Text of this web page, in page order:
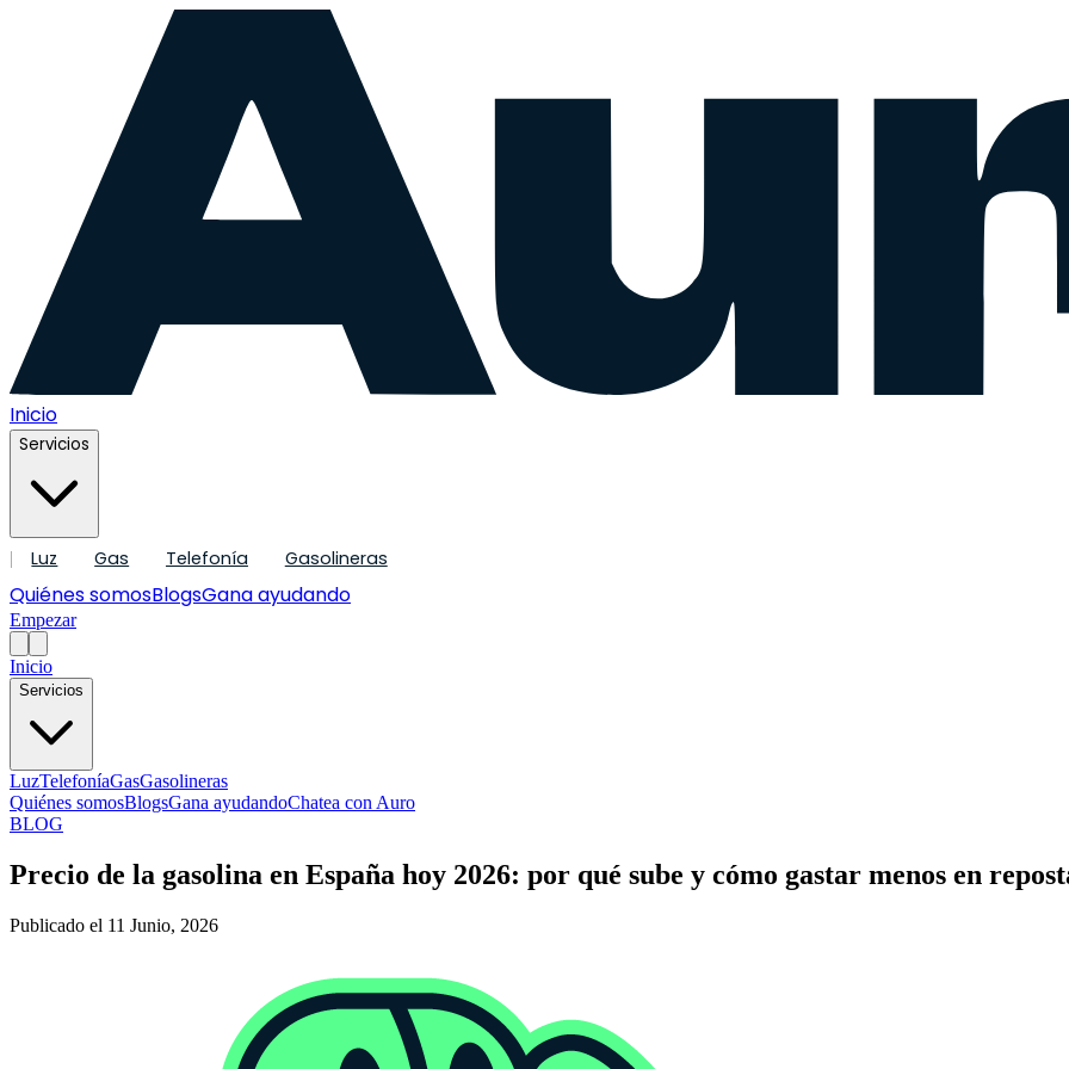
Inicio
Servicios
| Luz Gas Telefonía Gasolineras
Quiénes somosBlogsGana ayudando
Empezar
Inicio
Servicios
LuzTelefoníaGasGasolineras
Quiénes somosBlogsGana ayudandoChatea con Auro
BLOG
Precio de la gasolina en España hoy 2026: por qué sube y cómo gastar menos en
Publicado el 11 Junio, 2026